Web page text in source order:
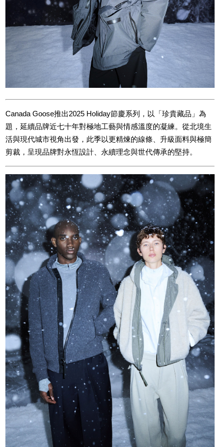
Canada Goose推出2025 Holiday節慶系列，以「珍貴藏品」為
題，延續品牌近七十年對極地工藝與情感溫度的凝練。從北境生
活與現代城市視角出發，此季以更精煉的線條、升級面料與極簡
剪裁，呈現品牌對永恆設計、永續理念與世代傳承的堅持。